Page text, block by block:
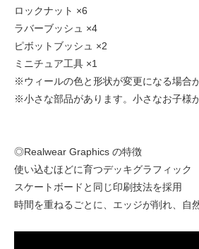
ロックナット ×6
ラバーブッシュ ×4
ピボットブッシュ ×2
ミニチュア工具 ×1
※ウィールの色と形状が変更になる場合
※小さな部品があります。小さなお子様
◎Realwear Graphics の特徴
使い込むほどに育つデッキグラフィック
スケートボードと同じ印刷技法を採用
時間を重ねるごとに、エッジが削れ、自